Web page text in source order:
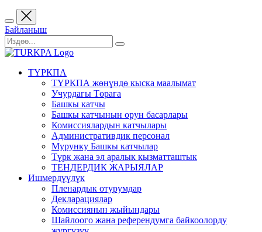
Байланыш
ТҮРКПА
ТҮРКПА жөнүндө кыска маалымат
Учурдагы Төрага
Башкы катчы
Башкы катчынын орун басарлары
Комиссиялардын катчылары
Административдик персонал
Мурунку Башкы катчылар
Түрк жана эл аралык кызматташтык
ТЕНДЕРДИК ЖАРЫЯЛАР
Ишмердүүлүк
Пленардык отурумдар
Декларациялар
Комиссиянын жыйындары
Шайлоого жана референдумга байкоолорду